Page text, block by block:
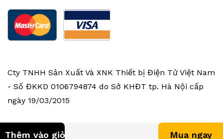
Thêm vào giỏ hàng Mua ngay
Cty TNHH Sản Xuất Và XNK Thiết bị Điện Tử Việt Nam
- Số ĐKKD 0106794874 do Sở KHĐT tp. Hà Nội cấp
ngày 19/03/2015